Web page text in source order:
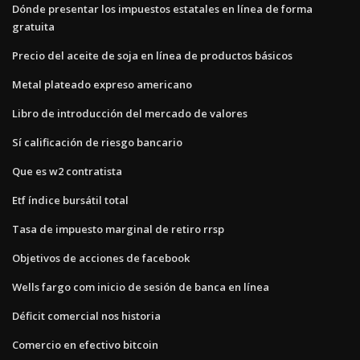
Dónde presentar los impuestos estatales en línea de forma
gratuita
Precio del aceite de soja en línea de productos básicos
Metal plateado expreso americano
Libro de introducción del mercado de valores
Sí calificación de riesgo bancario
Que es w2 contratista
Etf índice bursátil total
Tasa de impuesto marginal de retiro rrsp
Objetivos de acciones de facebook
Wells fargo com inicio de sesión de banca en línea
Déficit comercial nos historia
Comercio en efectivo bitcoin